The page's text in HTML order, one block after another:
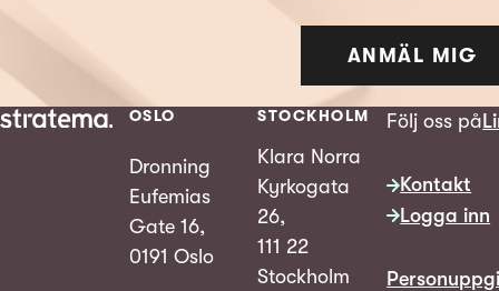
ANMÄL MIG
OSLO
Dronning
Eufemias
Gate 16,
0191 Oslo
STOCKHOLM
Klara Norra
Kyrkogata
26,
111 22
Stockholm
Följ oss på
Kontakt
Logga inn